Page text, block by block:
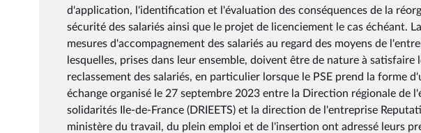
d'application, l'identification et l'évaluation des conséquences de la
sécurité des salariés ainsi que le projet de licenciement le cas échéant.
mesures d'accompagnement des salariés au regard des moyens de
lesquelles, prises dans leur ensemble, doivent être de nature à
reclassement des salariés, en particulier lorsque le PSE prend la forme
échange organisé le 27 septembre 2023 entre la Direction régionale de
solidarités Ile-de-France (DRIEETS) et la direction de l'entreprise
ministère du travail, du plein emploi et de l'insertion ont adressé leurs